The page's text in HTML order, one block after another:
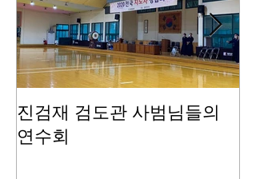
진검재 검도관 사범님들의
연수회